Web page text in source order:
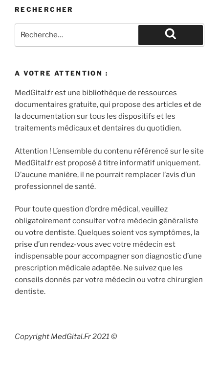
RECHERCHER
pour
Recherche
A VOTRE ATTENTION :
MedGital.fr est une bibliothèque de ressources
documentaires gratuite, qui propose des articles et de
la documentation sur tous les dispositifs et les
traitements médicaux et dentaires du quotidien.
Attention ! L’ensemble du contenu référencé sur le site
MedGital.fr est proposé à titre informatif uniquement.
D’aucune manière, il ne pourrait remplacer l’avis d’un
professionnel de santé.
Pour toute question d’ordre médical, veuillez
obligatoirement consulter votre médecin généraliste
ou votre dentiste. Quelques soient vos symptômes, la
prise d’un rendez-vous avec votre médecin est
indispensable pour accompagner son diagnostic d’une
prescription médicale adaptée. Ne suivez que les
conseils donnés par votre médecin ou votre chirurgien
dentiste.
Copyright MedGital.Fr 2021 ©